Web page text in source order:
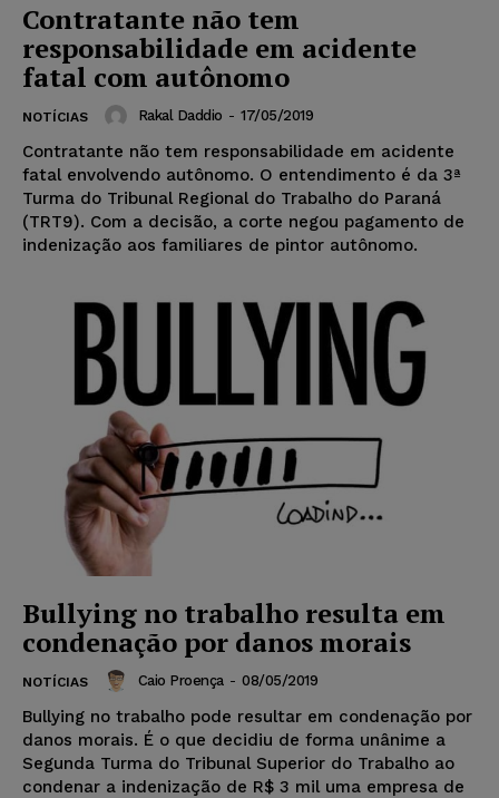
Contratante não tem
responsabilidade em acidente
fatal com autônomo
NOTÍCIAS Rakal Daddio - 17/05/2019
Contratante não tem responsabilidade em acidente
fatal envolvendo autônomo. O entendimento é da 3ª
Turma do Tribunal Regional do Trabalho do Paraná
(TRT9). Com a decisão, a corte negou pagamento de
indenização aos familiares de pintor autônomo.
Bullying no trabalho resulta em
condenação por danos morais
NOTÍCIAS Caio Proença - 08/05/2019
Bullying no trabalho pode resultar em condenação por
danos morais. É o que decidiu de forma unânime a
Segunda Turma do Tribunal Superior do Trabalho ao
condenar a indenização de R$ 3 mil uma empresa de